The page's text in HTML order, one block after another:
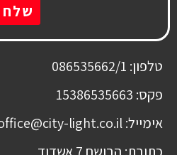
שלח
טלפון: 086535662/1
פקס: 15386535663
אימייל: office@city-light.co.il